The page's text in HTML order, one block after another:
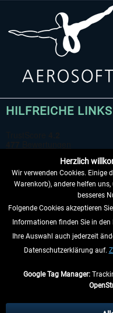
HILFREICHE LINKS
VERTRAG WIDERRUFEN
INFORMATIONEN
Herzlich
Wir verwenden Cookies. Einige
Warenkorb), andere helfen
besseres
Folgende Cookies akzeptieren
Informationen finden Sie in
Ihre Auswahl auch jederzeit
Datenschutzerklärung auf.
Google Tag Manager: